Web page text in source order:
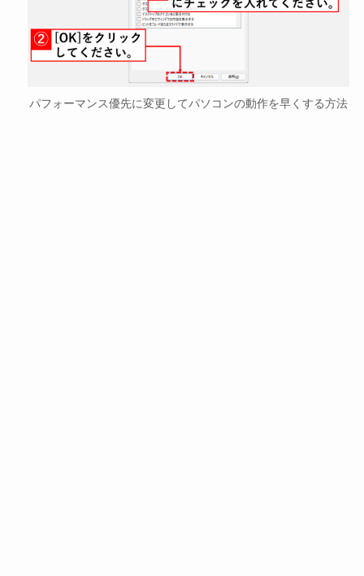
パフォーマンス優先に変更してパソコンの動作を早くする方法